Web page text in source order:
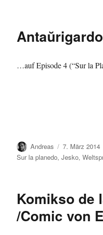
…auf Episode 4 (“Sur la
Autor
Andreas
Veröffentlicht
am
7. März 2014
Sur la planedo,Jesko,
Komikso de
/Comic von